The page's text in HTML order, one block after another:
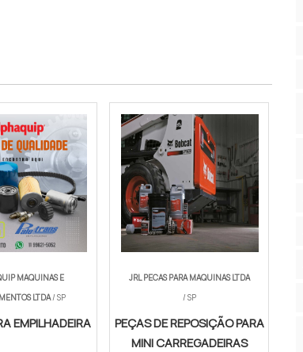
MAQUINAS E
LTDA/ SP
EMPILHADEIRA
JRL PECAS PARA MAQUINAS LTDA
/ SP
PEÇAS DE REPOSIÇÃO PARA
MINI CARREGADEIRAS